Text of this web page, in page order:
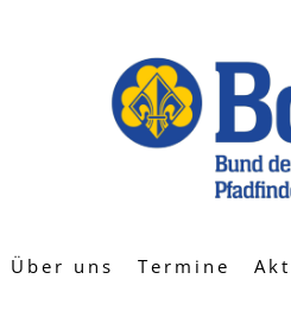
Über uns Termine